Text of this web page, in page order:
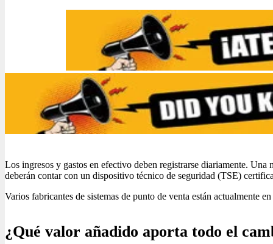
Los ingresos y gastos en efectivo deben registrarse diariamente.
deberán contar con un dispositivo técnico de seguridad (TSE)
Varios fabricantes de sistemas de punto de venta están actualmente
¿Qué valor añadido aporta todo el